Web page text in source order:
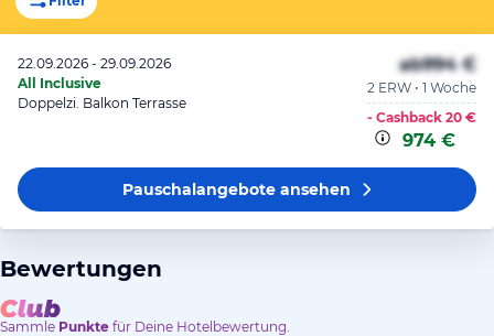
22.09.2026 - 29.09.2026
All Inclusive
Doppelzi. Balkon Terrasse
ab994 €
2 ERW • 1 Woche
- Cashback 20 €
974 €
Pauschalangeboteansehen
Bewertungen
Sammle Punkte für Deine Hotelbewertung.